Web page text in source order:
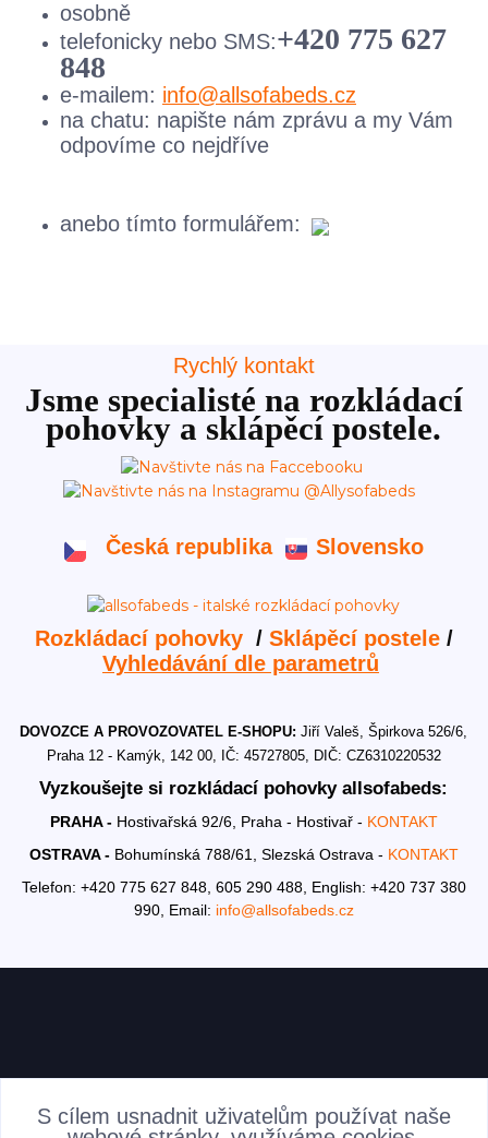
osobně
telefonicky nebo SMS:+420 775 627
848
e-mailem: info@allsofabeds.cz
na chatu: napište nám zprávu a my Vám
odpovíme co nejdříve
anebo tímto formulářem:
Rychlý kontakt
Jsme specialisté na rozkládací
pohovky a sklápěcí postele.
Česká republika Slovensko
Rozkládací pohovky / Sklápěcí postele/
Vyhledávání dle parametrů
DOVOZCE A PROVOZOVATEL E-SHOPU:Jiří Valeš, Špirkova 526/6,
Praha 12 - Kamýk, 142 00, IČ: 45727805, DIČ: CZ6310220532
Vyzkoušejte si rozkládací pohovky allsofabeds:
PRAHA - Hostivařská 92/6, Praha - Hostivař - KONTAKT
OSTRAVA - Bohumínská 788/61, Slezská Ostrava - KONTAKT
Telefon: +420 775 627 848, 605 290 488, English: +420 737 380
990, Email: info@allsofabeds.cz
AKTUALITY
S cílem usnadnit uživatelům používat naše